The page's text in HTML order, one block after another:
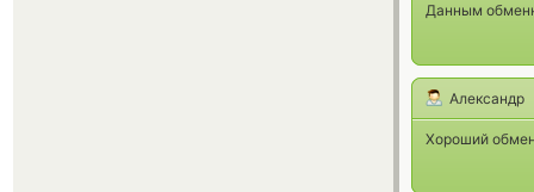
Данным
Александр
Хороший